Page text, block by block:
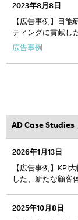
2023年8月8日
【広告事例】日能
ティングに貢献し
広告事例
AD Case Studies
2026年1月13日
【広告事例】KPI
した、新たな顧客
2025年10月8日